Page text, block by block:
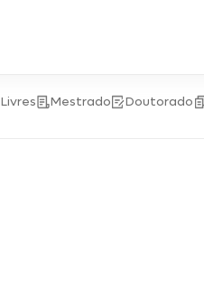
Mestrado Doutorado